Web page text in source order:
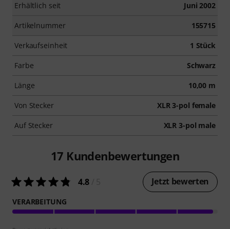
Erhältlich seit Juni 2002
Artikelnummer 155715
Verkaufseinheit 1 Stück
Farbe Schwarz
Länge 10,00 m
Von Stecker XLR 3-pol female
Auf Stecker XLR 3-pol male
17 Kundenbewertungen
4.8 Jetzt bewerten
VERARBEITUNG